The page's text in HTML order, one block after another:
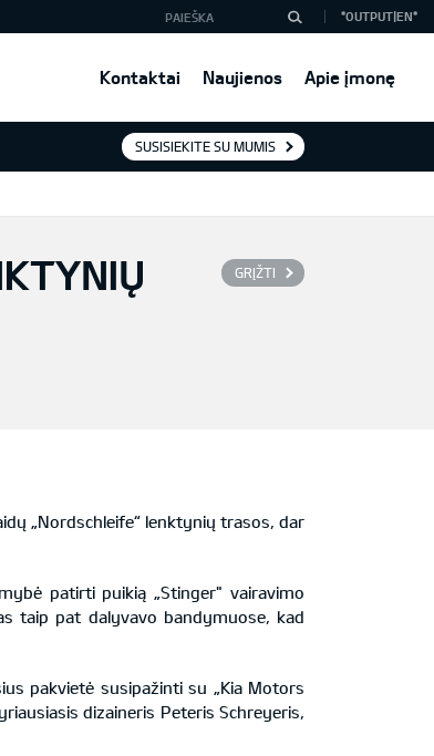
Kontaktai Naujienos Apie įmonę
*OUTPUT|EN*
SUSISIEKITE SU MUMIS
GRĮŽTI
„Nordschleife“ lenktynių trasos, dar
patirti puikią „Stinger" vairavimo
taip pat dalyvavo bandymuose, kad
pakvietė susipažinti su „Kia Motors
dizaineris Peteris Schreyeris,